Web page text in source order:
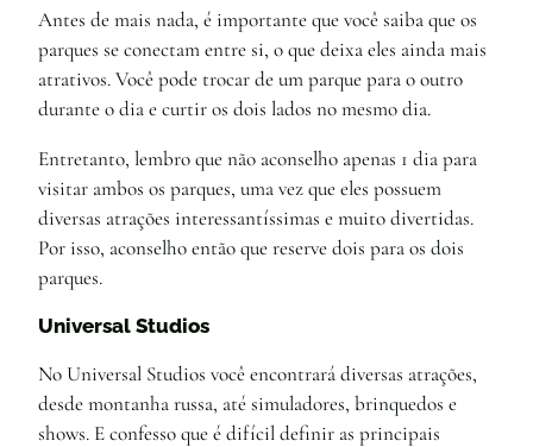
Antes de mais nada, é importante que você saiba que os
parques se conectam entre si, o que deixa eles ainda mais
atrativos. Você pode trocar de um parque para o outro
durante o dia e curtir os dois lados no mesmo dia.
Entretanto, lembro que não aconselho apenas 1 dia para
visitar ambos os parques, uma vez que eles possuem
diversas atrações interessantíssimas e muito divertidas.
Por isso, aconselho então que reserve dois para os dois
parques.
Universal Studios
No Universal Studios você encontrará diversas atrações,
desde montanha russa, até simuladores, brinquedos e
shows. E confesso que é difícil definir as principais